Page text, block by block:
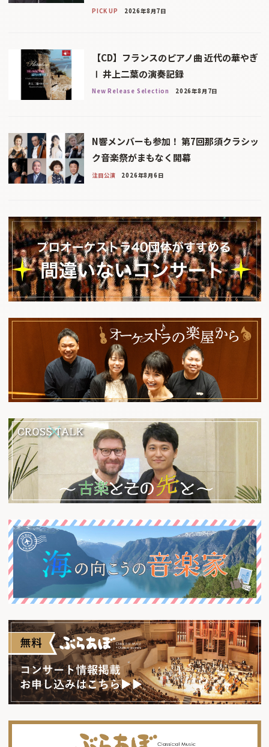
PICK UP 2026年8月7日
【CD】フランスのピアノ曲 近代の華やぎ
Ⅰ 井上二葉の演奏記録
New Release Selection 2026年8月7日
N響メンバーも参加！ 第7回那須クラシッ
ク音楽祭がまもなく開幕
注目公演 2026年8月6日